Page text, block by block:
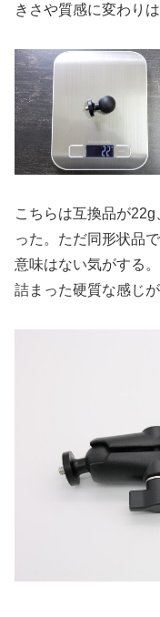
きさや質感に変わり
こちらは互換品が
った。ただ同形状品
意味はない気がする
詰まった硬質な感じが